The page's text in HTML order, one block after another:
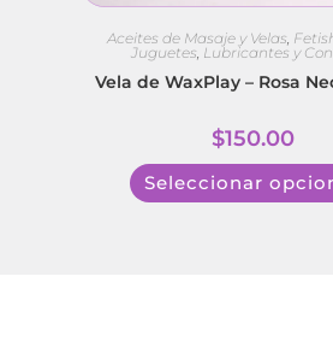
Aceites de Masaje y Velas,
Juguetes, Lubricantes y
Vela de WaxPlay – Rosa
$150.00
Seleccionar